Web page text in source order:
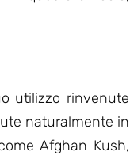
utilizzo rinvenute
naturalmente in
Afghan Kush,